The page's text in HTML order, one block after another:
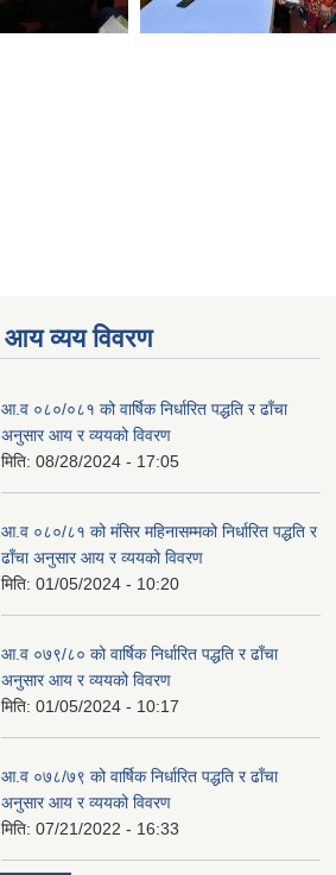
आय व्यय विवरण
आ.व ०८०/०८१ को वार्षिक निर्धारित पद्धति र ढाँचा
अनुसार आय र व्ययको विवरण
मिति: 08/28/2024 - 17:05
आ.व ०८०/८१ को मंसिर महिनासम्मको निर्धारित पद्धति र
ढाँचा अनुसार आय र व्ययको विवरण
मिति: 01/05/2024 - 10:20
आ.व ०७९/८० को वार्षिक निर्धारित पद्धति र ढाँचा
अनुसार आय र व्ययको विवरण
मिति: 01/05/2024 - 10:17
आ.व ०७८/७९ को वार्षिक निर्धारित पद्धति र ढाँचा
अनुसार आय र व्ययको विवरण
मिति: 07/21/2022 - 16:33